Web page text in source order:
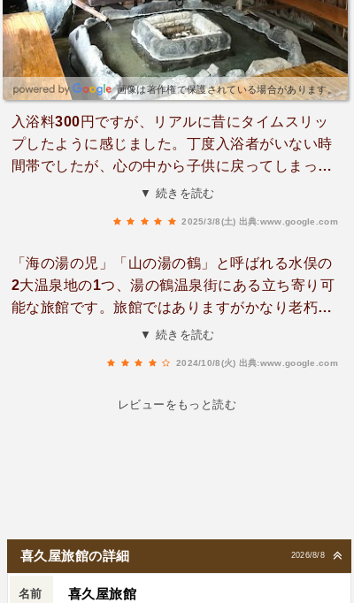
画像は著作権で保護されている場合があります。
入浴料300円ですが、リアルに昔にタイムスリッ
プしたように感じました。丁度入浴者がいない時
間帯でしたが、心の中から子供に戻ってしまった
ように感じました。また行きたい。お風呂は最初
くりと湯船に入ったらすぐ慣れてきました。中に
入ると足元の石が固定されていないし温泉の独特
なヌルヌルさに足元取られますが、気をつけてい
しなので、毎日入れ替えはせずドンドン流れてく
る温泉の質を感じ取れます。今度行く時は部屋を
和を感じました。
▼ 続きを読む
2025/3/8(土) 出典:www.google.com
「海の湯の児」「山の湯の鶴」と呼ばれる水俣の
2大温泉地の1つ、湯の鶴温泉街にある立ち寄り可
能な旅館です。旅館ではありますがかなり老朽化
しており、現地に着いた際も受付にどなたもいら
いない場合は電源を切ってるのか分かりませんが
ャンプーやボディソープもありませんのでご持参
を。お湯は源泉59度のとろみのあるお湯で少し熱
めです。湯船の底には大きめの石が若干イビツに
▼ 続きを読む
2024/10/8(火) 出典:www.google.com
レビューをもっと読む
2026/8/8
喜久屋旅館の詳細
名前 喜久屋旅館